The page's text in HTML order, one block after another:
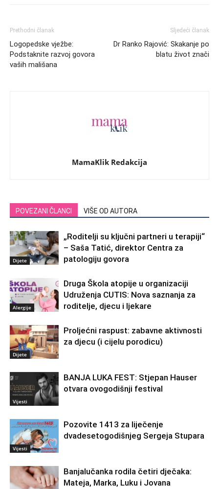
Prethodni članak
Logopedske vježbe:
Podstaknite razvoj govora
vaših mališana
Sljedeći članak
Dr Ranko Rajović: Skakanje po
blatu život znači
MamaKlik Redakcija
POVEZANI ČLANCI VIŠE OD AUTORA
Dijete
„Roditelji su ključni partneri u terapiji“
– Saša Tatić, direktor Centra za
patologiju govora
Alergije
Druga Škola atopije u organizaciji
Udruženja CUTIS: Nova saznanja za
roditelje, djecu i ljekare
Dijete
Proljećni raspust: zabavne aktivnosti
za djecu (i cijelu porodicu)
Vijesti
BANJA LUKA FEST: Stjepan Hauser
otvara ovogodišnji festival
Vijesti
Pozovite 1413 za liječenje
dvadesetogodišnjeg Sergeja Stupara
Banjalučanka rodila četiri dječaka:
Mateja, Marka, Luku i Jovana